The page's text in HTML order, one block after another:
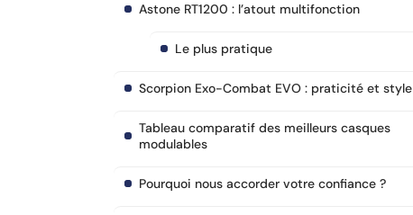
Astone RT1200 : l’atout multifonction
Le plus pratique
Scorpion Exo-Combat EVO : praticité et style
Tableau comparatif des meilleurs casques
modulables
Pourquoi nous accorder votre confiance ?